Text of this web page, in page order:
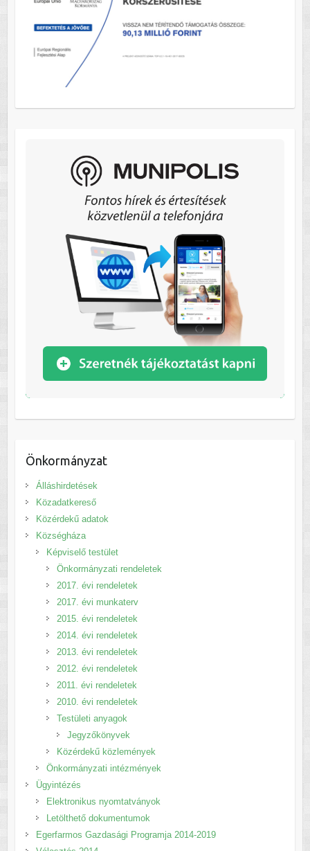
Önkormányzat
Álláshirdetések
Közadatkereső
Közérdekű adatok
Községháza
Képviselő testület
Önkormányzati rendeletek
2017. évi rendeletek
2017. évi munkaterv
2015. évi rendeletek
2014. évi rendeletek
2013. évi rendeletek
2012. évi rendeletek
2011. évi rendeletek
2010. évi rendeletek
Testületi anyagok
Jegyzőkönyvek
Közérdekű közlemények
Önkormányzati intézmények
Ügyintézés
Elektronikus nyomtatványok
Letölthető dokumentumok
Egerfarmos Gazdasági Programja 2014-2019